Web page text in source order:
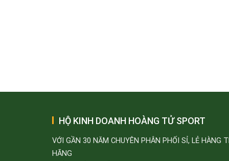
HỘ KINH DOANH HOÀNG TỬ SPORT
VỚI GẦN 30 NĂM CHUYÊN PHÂN PHỐI SỈ, LẺ HÀNG
HÃNG